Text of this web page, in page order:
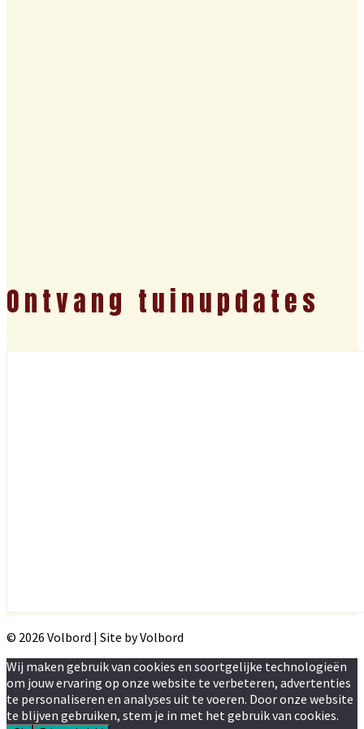
Ontvang tuinupdates
© 2026 Volbord | Site by Volbord
Wij maken gebruik van cookies en soortgelijke technologieën
om jouw ervaring op onze website te verbeteren, advertenties
te personaliseren en analyses uit te voeren. Door onze website
te blijven gebruiken, stem je in met het gebruik van cookies.